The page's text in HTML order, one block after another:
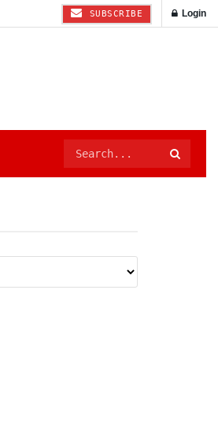
SUBSCRIBE Login